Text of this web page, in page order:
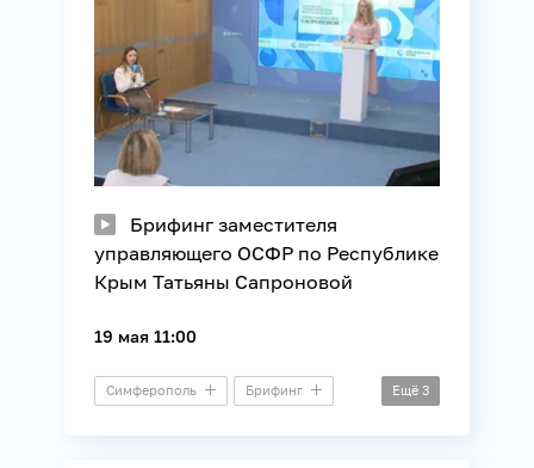
Брифинг заместителя
управляющего ОСФР по Республике
Крым Татьяны Сапроновой
19 мая 11:00
Симферополь Брифинг Ещё 3